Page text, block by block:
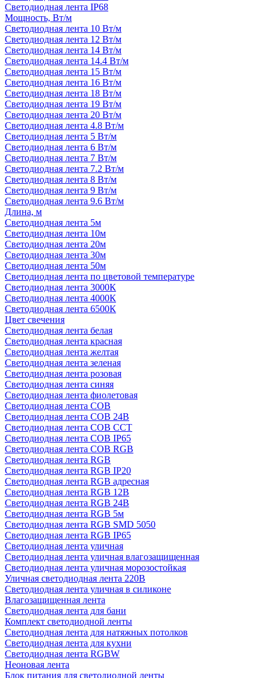
Светодиодная лента IP68
Мощность, Вт/м
Светодиодная лента 10 Вт/м
Светодиодная лента 12 Вт/м
Светодиодная лента 14 Вт/м
Светодиодная лента 14.4 Вт/м
Светодиодная лента 15 Вт/м
Светодиодная лента 16 Вт/м
Светодиодная лента 18 Вт/м
Светодиодная лента 19 Вт/м
Светодиодная лента 20 Вт/м
Светодиодная лента 4.8 Вт/м
Светодиодная лента 5 Вт/м
Светодиодная лента 6 Вт/м
Светодиодная лента 7 Вт/м
Светодиодная лента 7.2 Вт/м
Светодиодная лента 8 Вт/м
Светодиодная лента 9 Вт/м
Светодиодная лента 9.6 Вт/м
Длина, м
Светодиодная лента 5м
Светодиодная лента 10м
Светодиодная лента 20м
Светодиодная лента 30м
Светодиодная лента 50м
Светодиодная лента по цветовой температуре
Светодиодная лента 3000К
Светодиодная лента 4000К
Светодиодная лента 6500К
Цвет свечения
Светодиодная лента белая
Светодиодная лента красная
Светодиодная лента желтая
Светодиодная лента зеленая
Светодиодная лента розовая
Светодиодная лента синяя
Светодиодная лента фиолетовая
Светодиодная лента COB
Светодиодная лента COB 24В
Светодиодная лента COB CCT
Светодиодная лента COB IP65
Светодиодная лента COB RGB
Светодиодная лента RGB
Светодиодная лента RGB IP20
Светодиодная лента RGB адресная
Светодиодная лента RGB 12В
Светодиодная лента RGB 24В
Светодиодная лента RGB 5м
Светодиодная лента RGB SMD 5050
Светодиодная лента RGB IP65
Светодиодная лента уличная
Светодиодная лента уличная влагозащищенная
Светодиодная лента уличная морозостойкая
Уличная светодиодная лента 220В
Светодиодная лента уличная в силиконе
Влагозащищенная лента
Светодиодная лента для бани
Комплект светодиодной ленты
Светодиодная лента для натяжных потолков
Светодиодная лента для кухни
Светодиодная лента RGBW
Неоновая лента
Блок питания для светодиодной ленты